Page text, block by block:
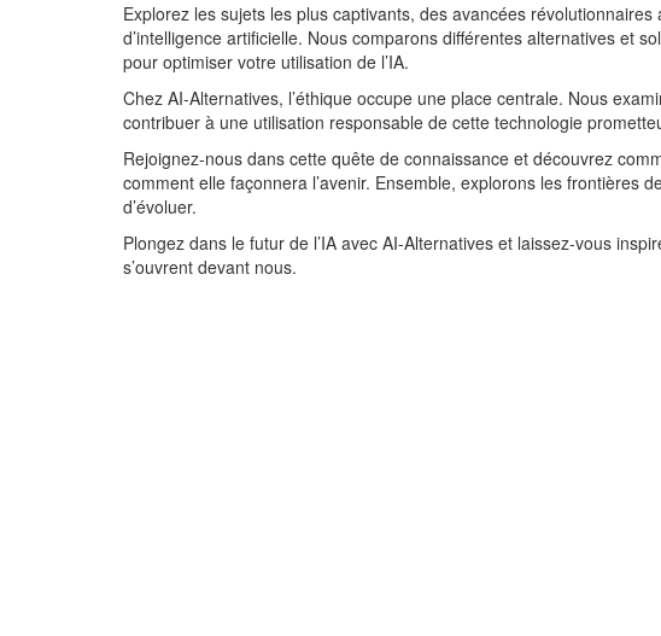
Explorez les sujets les plus captivants, des avancées
d’intelligence artificielle. Nous comparons différentes alternatives et
pour optimiser votre utilisation de l’IA.
Chez AI-Alternatives, l’éthique occupe une place centrale. Nous
contribuer à une utilisation responsable de cette technologie
Rejoignez-nous dans cette quête de connaissance et découvrez
comment elle façonnera l’avenir. Ensemble, explorons les frontières
d’évoluer.
Plongez dans le futur de l’IA avec AI-Alternatives et laissez-vous
s’ouvrent devant nous.